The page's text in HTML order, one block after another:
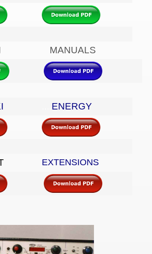
MANUALS
ENERGY
EXTENSIONS